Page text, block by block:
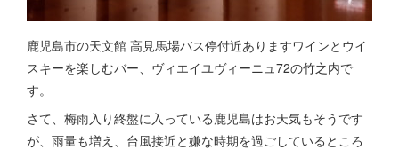
鹿児島市の天文館 高見馬場バス停付近ありますワインとウイ
スキーを楽しむバー、ヴィエイユヴィーニュ72の竹之内で
す。
さて、梅雨入り終盤に入っている鹿児島はお天気もそうです
が、雨量も増え、台風接近と嫌な時期を過ごしているところ